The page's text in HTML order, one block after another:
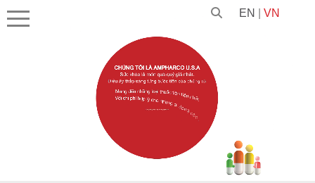
EN VN